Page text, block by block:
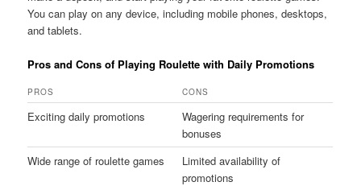
You can play on any device, including mobile phones, desktops,
and tablets.
Pros and Cons of Playing Roulette with Daily Promotions
PROS CONS
Exciting daily promotions
Wagering requirements for
bonuses
Wide range of roulette games
Limited availability of
promotions